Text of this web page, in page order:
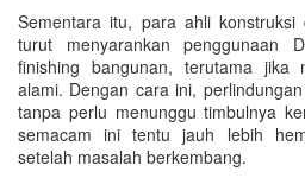
Sementara itu, para ahli
turut menyarankan penggunaan
finishing bangunan, terutama jika
alami. Dengan cara ini,
tanpa perlu menunggu timbulnya
semacam ini tentu jauh lebih
setelah masalah berkembang.